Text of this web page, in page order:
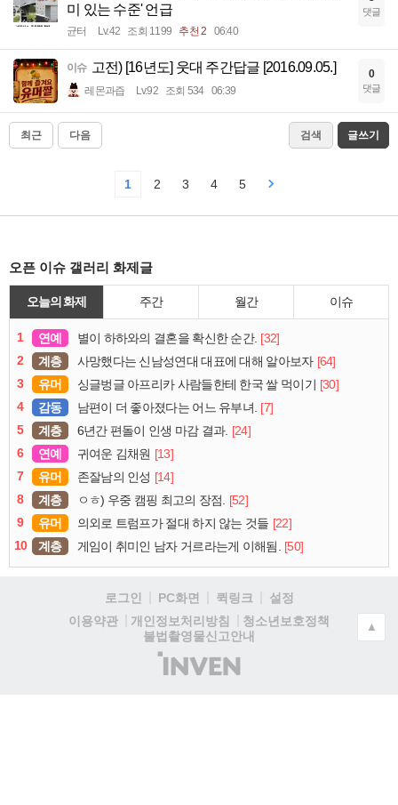
미 있는 수준' 언급
균터 Lv.42 조회 1199 추천 2 06:40
댓글
이슈 고전) [16년도] 웃대 주간답글 [2016.09.05.]
레몬과즙 Lv.92 조회 534 06:39
0
댓글
최근 다음 검색 글쓰기
1 2 3 4 5
오픈 이슈 갤러리 화제글
오늘의 화제 주간 월간 이슈
1 연예 별이 하하와의 결혼을 확신한 순간. [32]
2
계층 사망했다는 신남성연대 대표에 대해 알아보자 [64]
3
유머 싱글벙글 아프리카 사람들한테 한국 쌀 먹이기
[30]
4
감동 남편이 더 좋아졌다는 어느 유부녀. [7]
5
계층 6년간 편돌이 인생 마감 결과. [24]
6
연예 귀여운 김채원 [13]
7
유머 존잘남의 인성 [14]
8
계층 ㅇㅎ) 우중 캠핑 최고의 장점. [52]
9
유머 의외로 트럼프가 절대 하지 않는 것들 [22]
10
계층 게임이 취미인 남자 거르라는게 이해됨. [50]
로그인 PC화면 퀵링크
설정
이용약관
개인정보처리방침
청소년보호정책
불법촬영물신고안내
(주)
인
▲